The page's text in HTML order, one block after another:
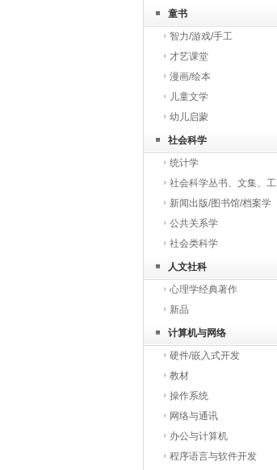
童书
智力/游戏/手工
才艺课堂
漫画/绘本
儿童文学
幼儿启蒙
社会科学
统计学
社会科学丛书、文集、工
具书
新闻出版/图书馆/档案学
公共关系学
社会类科学
人文社科
心理学经典著作
新品
计算机与网络
硬件/嵌入式开发
教材
操作系统
网络与通讯
办公与计算机
程序语言与软件开发